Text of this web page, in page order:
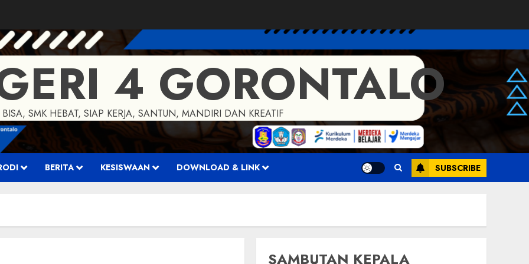
4 GORONTALO
BISA, SMK HEBAT, SIAP KERJA, SANTUN, MANDIRI DAN KREATIF
BERITA KESISWAAN DOWNLOAD & LINK SUBSCRIBE
SAMBUTAN KEPALA